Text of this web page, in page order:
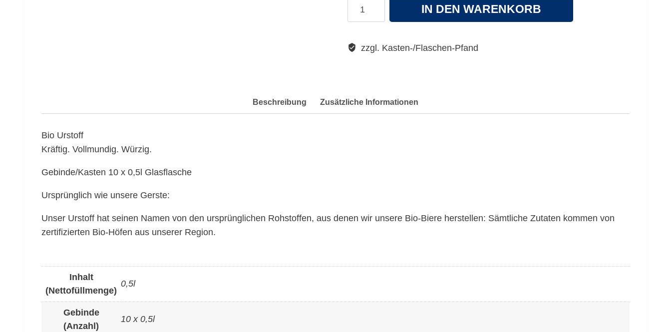
Menge
IN DEN WARENKORB
zzgl. Kasten-/Flaschen-Pfand
Beschreibung Zusätzliche Informationen
Bio Urstoff
Kräftig. Vollmundig. Würzig.
Gebinde/Kasten 10 x 0,5l Glasflasche
Ursprünglich wie unsere Gerste:
Unser Urstoff hat seinen Namen von den ursprünglichen Rohstoffen, aus denen wir unsere Bio-Biere herstellen: Sämtliche Zutaten kommen von
zertifizierten Bio-Höfen aus unserer Region.
Inhalt
(Nettofüllmenge)
0,5l
Gebinde
(Anzahl)
10 x 0,5l